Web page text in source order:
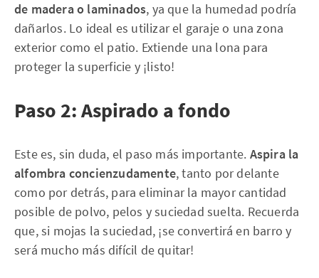
de madera o laminados, ya que la humedad podría
dañarlos. Lo ideal es utilizar el garaje o una zona
exterior como el patio. Extiende una lona para
proteger la superficie y ¡listo!
Paso 2: Aspirado a fondo
Este es, sin duda, el paso más importante. Aspira la
alfombra concienzudamente, tanto por delante
como por detrás, para eliminar la mayor cantidad
posible de polvo, pelos y suciedad suelta. Recuerda
que, si mojas la suciedad, ¡se convertirá en barro y
será mucho más difícil de quitar!